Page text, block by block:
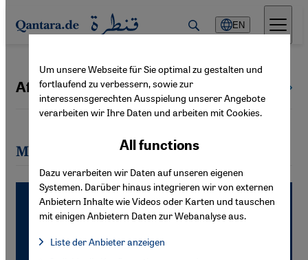
Direkt zum Inhalt springen
EN
Aftab Malik
Most recent articles by Aftab Malik
Um unsere Webseite für Sie optimal zu gestalten und
fortlaufend zu verbessern, sowie zur
interessensgerechten Ausspielung unserer Angebote
verarbeiten wir Ihre Daten und arbeiten mit Cookies.
All functions
Dazu verarbeiten wir Daten auf unseren eigenen
Systemen. Darüber hinaus integrieren wir von externen
Anbietern Inhalte wie Videos oder Karten und tauschen
mit einigen Anbietern Daten zur Webanalyse aus.
Liste der Anbieter anzeigen